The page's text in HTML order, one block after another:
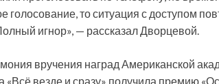
голосование, то ситуация с доступом
игнор», — рассказал Дворцевой.
вручения наград Американской
«Всё везде и сразу» получила премию